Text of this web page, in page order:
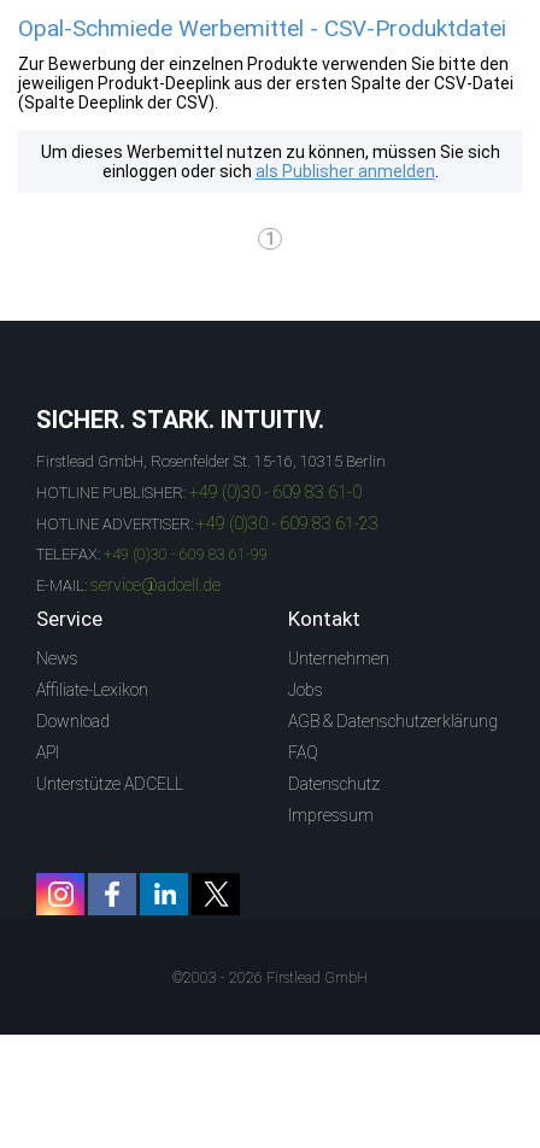
Opal-Schmiede Werbemittel - CSV-Produktdatei
Zur Bewerbung der einzelnen Produkte verwenden Sie bitte den
jeweiligen Produkt-Deeplink aus der ersten Spalte der CSV-Datei
(Spalte Deeplink der CSV).
Um dieses Werbemittel nutzen zu können, müssen Sie sich
einloggen oder sich als Publisher anmelden
1
SICHER. STARK. INTUITIV.
Firstlead GmbH, Rosenfelder St. 15-16, 10315 Berlin
HOTLINE PUBLISHER: +49 (0)30 - 609 83 61-0
HOTLINE ADVERTISER: +49 (0)30 - 609 83 61-23
TELEFAX: +49 (0)30 - 609 83 61-99
E-MAIL: service@adcell.de
Service
News
Affiliate-Lexikon
Download
API
Unterstütze ADCELL
Kontakt
Unternehmen
Jobs
AGB & Datenschutzerklärung
FAQ
Datenschutz
Impressum
©2003 - 2026 Firstlead GmbH